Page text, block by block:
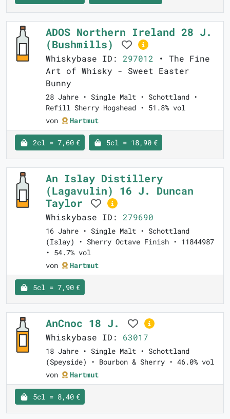
ADOS Northern Ireland 28 J.
(Bushmills)
Whiskybase ID: 297012 • The Fine
Art of Whisky - Sweet Easter
Bunny
28 Jahre • Single Malt • Schottland •
Refill Sherry Hogshead • 51.8% vol
von
Hartmut
2cl = 7,60 € 5cl = 18,90 €
An Islay Distillery
(Lagavulin) 16 J. Duncan
Taylor
Whiskybase ID: 279690
16 Jahre • Single Malt • Schottland
(Islay) • Sherry Octave Finish • 11844987
• 54.7% vol
von
Hartmut
5cl = 7,90 €
AnCnoc 18 J.
Whiskybase ID: 63017
18 Jahre • Single Malt • Schottland
(Speyside) • Bourbon & Sherry • 46.0% vol
von
Hartmut
5cl = 8,40 €